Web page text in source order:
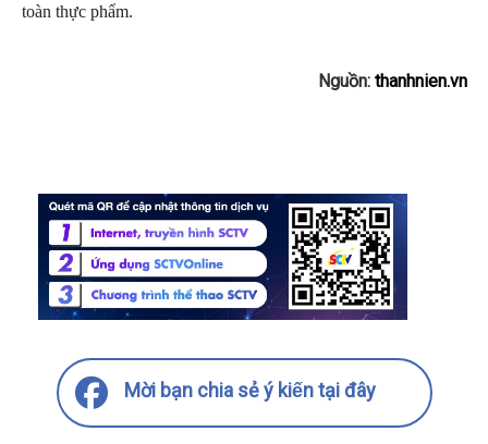
toàn thực phẩm.
Nguồn: thanhnien.vn
Mời bạn chia sẻ ý kiến tại đây